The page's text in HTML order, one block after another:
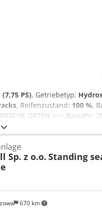
PS), Getriebetyp:
, Reifenzustand: 100 %,
DATEN ===
Vollelektrisch (Lithium-
Haken, Multi-
/ neuwertig Gewicht: 1.995
mit nachvollziehbarer
technische
während des Ladens
===
möglich. ===
Zuverlässige
von einem der größten
670 km
Sp. z o.o. Standing